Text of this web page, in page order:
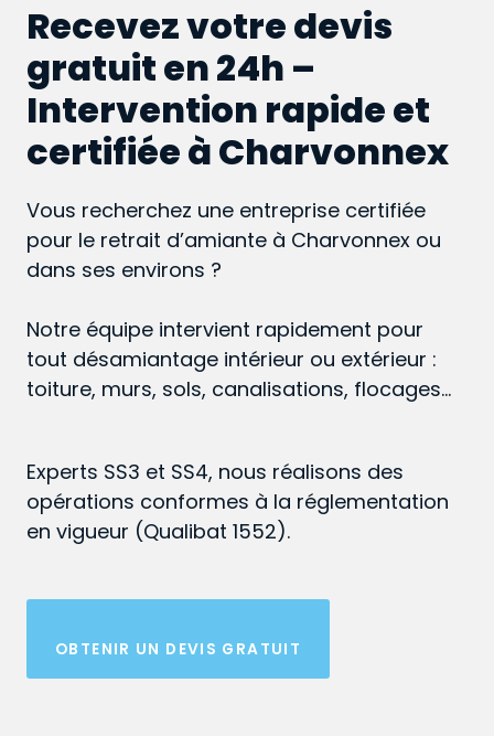
Recevez votre devis
gratuit en 24h –
Intervention rapide et
certifiée à Charvonnex
Vous recherchez une entreprise certifiée
pour le retrait d’amiante à Charvonnex ou
dans ses environs ?
Notre équipe intervient rapidement pour
tout désamiantage intérieur ou extérieur :
toiture, murs, sols, canalisations, flocages…
Experts SS3 et SS4, nous réalisons des
opérations conformes à la réglementation
en vigueur (Qualibat 1552).
OBTENIR UN DEVIS GRATUIT